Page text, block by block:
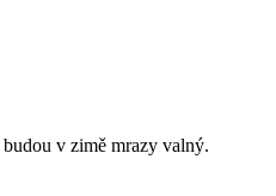
v zimě mrazy valný.